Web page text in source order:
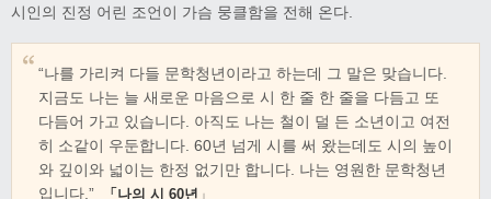
시인의 진정 어린 조언이 가슴 뭉클함을 전해 온다.
“나를 가리켜 다들 문학청년이라고 하는데 그 말은 맞습니다.
지금도 나는 늘 새로운 마음으로 시 한 줄 한 줄을 다듬고 또
다듬어 가고 있습니다. 아직도 나는 철이 덜 든 소년이고 여전
히 소같이 우둔합니다. 60년 넘게 시를 써 왔는데도 시의 높이
와 깊이와 넓이는 한정 없기만 합니다. 나는 영원한 문학청년
입니다.”_
「나의 시 60년 」